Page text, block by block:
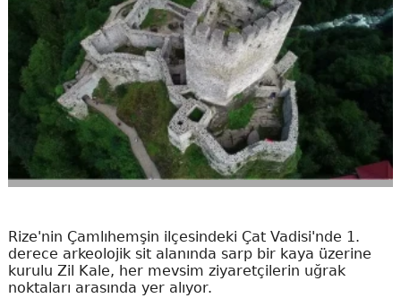
Rize'nin Çamlıhemşin ilçesindeki Çat Vadisi'nde 1.
derece arkeolojik sit alanında sarp bir kaya üzerine
kurulu Zil Kale, her mevsim ziyaretçilerin uğrak
noktaları arasında yer alıyor.